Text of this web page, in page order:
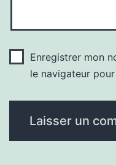
Enregistrer mon
le navigateur